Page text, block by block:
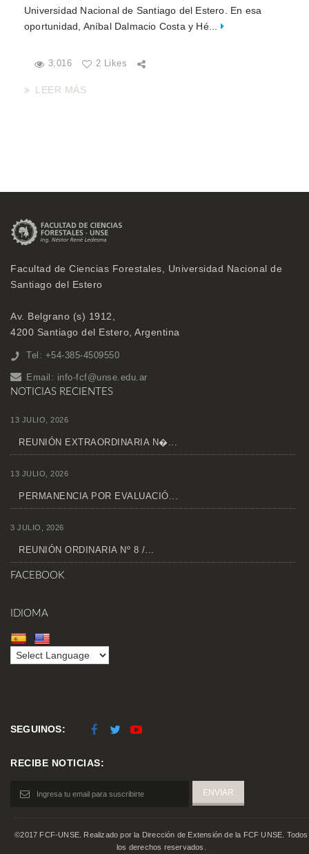
Universidad Nacional de Santiago del Estero. En esa
oportunidad, Aníbal Dalmacio Costa y Hé...
3,016 2 Likes
LEER MÁS
Facultad de Ciencias Forestales, Universidad Nacional de
Santiago del Estero
Av. Belgrano (s) 1912,
4200 Santiago del Estero, Argentina
Tel: +54-385-4509550
Email: info-fcf@unse.edu.ar
NOTICIAS RECIENTES
13 JULIO, 2026
REUNIÓN EXTRAORDINARIA N�...
13 JULIO, 2026
PERMANENCIA POR EVALUACIÓ...
3 JULIO, 2026
REUNIÓN ORDINARIA Nº 8 /...
FACEBOOK
IDIOMA
SEGUINOS:
RECIBE NOTICIAS:
©2017 FCF-UNSE. Realizado por la Dirección de Extensión de la FCF UNSE. Todos
los derechos reservados.